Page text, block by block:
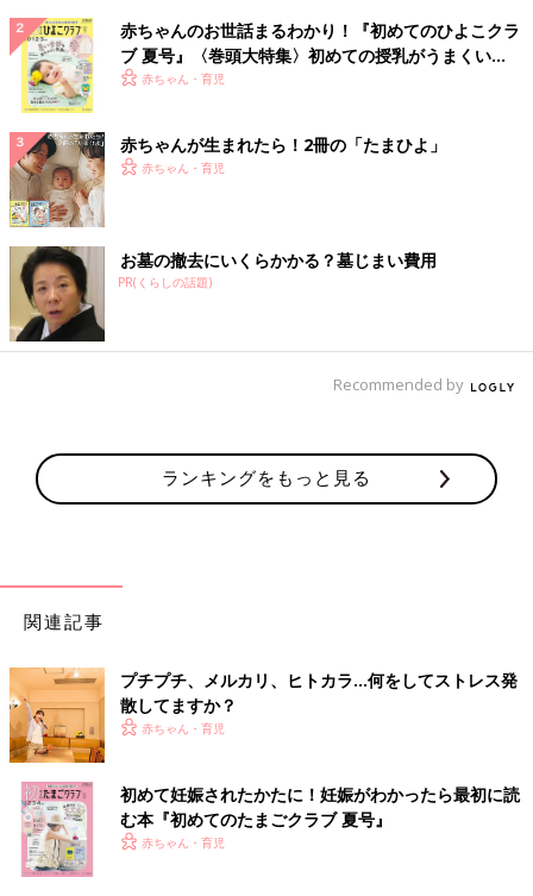
平日の午前中から健康ランドへ行って、サウナでゆっくり。そし
て、コミックや雑誌読み放題コーナーでグダグダ過ごし、最後は
アカスリをしてもらって、全身スッキリして帰宅。
自分の趣味に時間やお金をちょこっと使ったり、いつもは我慢し
ている好きな食べ物やお菓子を買ってみたり、ホームセンターや
っと贅沢を足すだけで気持ちが晴れてスッキリするものです。
趣味の編み物に没頭する
秋になると編み物をやりたくなり、１００均の毛糸を用意して、
バザーに出すアクリルたわしやショールなどを編みます。編み図
足します。
ずーと手元に置きたかった高価なハードカバーの本をえいや！と
買って読む。今のところ、欲しい本はどんなに高くても1万円は
持ちもスッキリ！
コンビニスイーツやお菓子をカゴいっぱい買い込む
コンビニでスイーツやお菓子やら食べたいものを値段も見ずにカ
ゴいっぱいに買い込みます。たくさん入れても食べ物なら大した
ことない金額なので大丈夫。普段はコンビニは割高であまり買わ
赤ちゃんのお世話まるわかり！『初めてのひよこクラ
ブ 夏号』〈巻頭大特集〉初めての授乳がうまくい
く！ おっぱい・ミルクの基本と夏のトラブル 解決テ
赤ちゃん・育児
赤ちゃんが生まれたら！2冊の「たまひよ」
赤ちゃん・育児
お墓の撤去にいくらかかる？墓じまい費用
PR(くらしの話題)
Recommended by
ランキングをもっと見る
関連記事
プチプチ、メルカリ、ヒトカラ…何をしてストレス発
散してますか？
赤ちゃん・育児
初めて妊娠されたかたに！妊娠がわかったら最初に読
む本『初めてのたまごクラブ 夏号』
赤ちゃん・育児